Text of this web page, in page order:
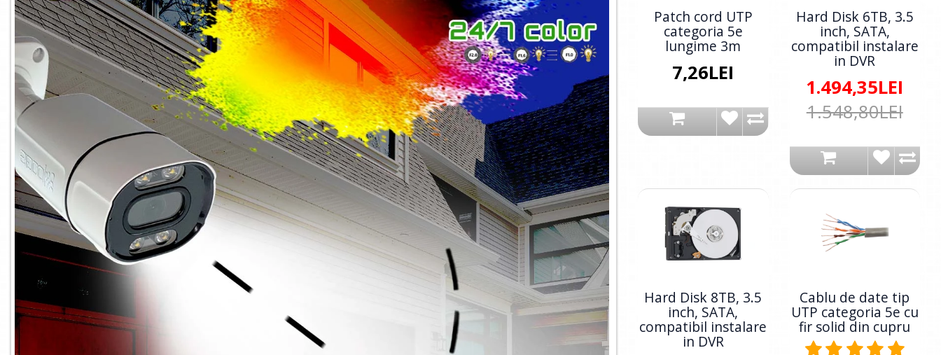
Patch cord UTP
categoria 5e
lungime 3m
7,26LEI
Hard Disk 6TB, 3.5
inch, SATA,
compatibil instalare
in DVR
1.494,35LEI
1.548,80LEI
Hard Disk 8TB, 3.5
inch, SATA,
compatibil instalare
in DVR
Cablu de date tip
UTP categoria 5e cu
fir solid din cupru